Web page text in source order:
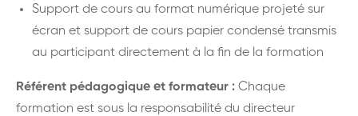
Support de cours au format numérique projeté sur
écran et support de cours papier condensé transmis
au participant directement à la fin de la formation
Référent pédagogique et formateur : Chaque
formation est sous la responsabilité du directeur